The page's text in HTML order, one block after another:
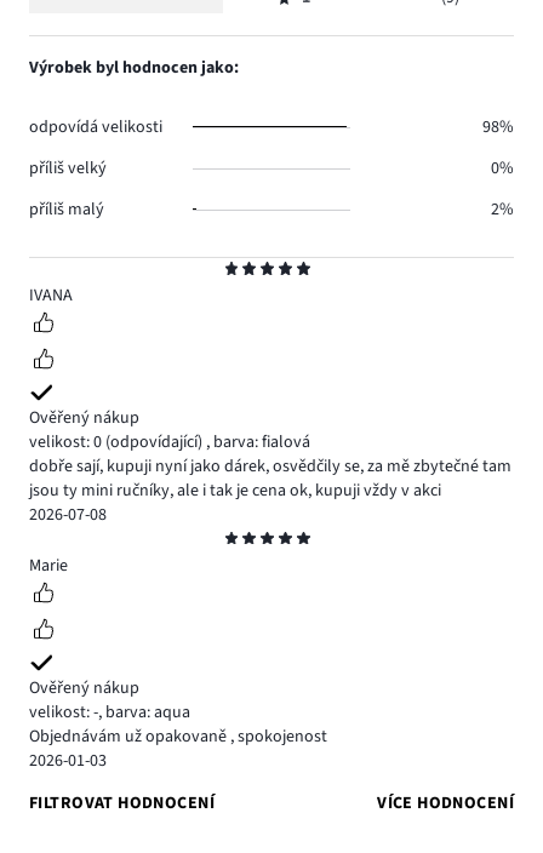
5
IVANA
Ověřený nákup
velikost: 0 (odpovídající) , barva: fialová
dobře sají, kupuji nyní jako dárek, osvědčily se, za mě zbytečné tam
jsou ty mini ručníky, ale i tak je cena ok, kupuji vždy v akci
2026-07-08
5
Marie
Ověřený nákup
velikost: -, barva: aqua
Objednávám už opakovaně , spokojenost
2026-01-03
FILTROVAT HODNOCENÍ
VÍCE HODNOCENÍ
Hodnocení
1,
Výrobek byl hodnocen jako:
odpovídá velikosti
98%
příliš velký
0%
příliš malý
2%